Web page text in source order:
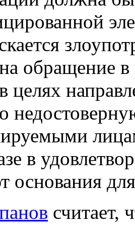
обращение
целях
в
основания
считает,